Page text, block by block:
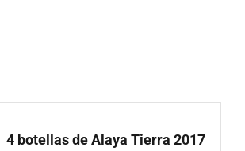
4 botellas de Alaya Tierra 2017